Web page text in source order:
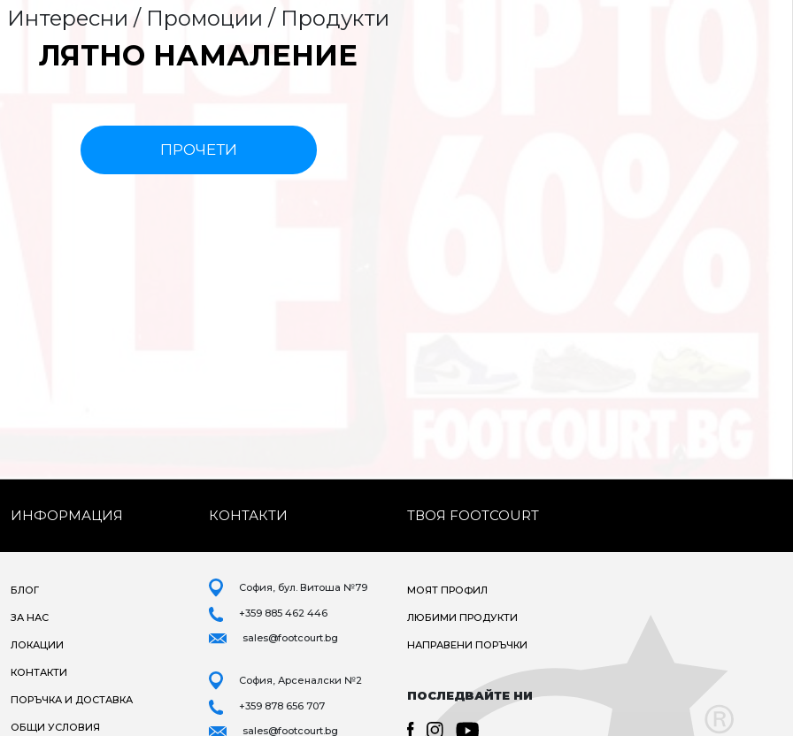
Интересни / Промоции / Продукти
ЛЯТНО НАМАЛЕНИЕ
ПРОЧЕТИ
ИНФОРМАЦИЯ КОНТАКТИ ТВОЯ FOOTCOURT
БЛОГ
ЗА НАС
ЛОКАЦИИ
КОНТАКТИ
ПОРЪЧКА И ДОСТАВКА
ОБЩИ УСЛОВИЯ
София, бул. Витоша №79
+359 885 462 446
sales@footcourt.bg
София, Арсеналски №2
+359 878 656 707
sales@footcourt.bg
МОЯТ ПРОФИЛ
ЛЮБИМИ ПРОДУКТИ
НАПРАВЕНИ ПОРЪЧКИ
ПОСЛЕДВАЙТЕ НИ